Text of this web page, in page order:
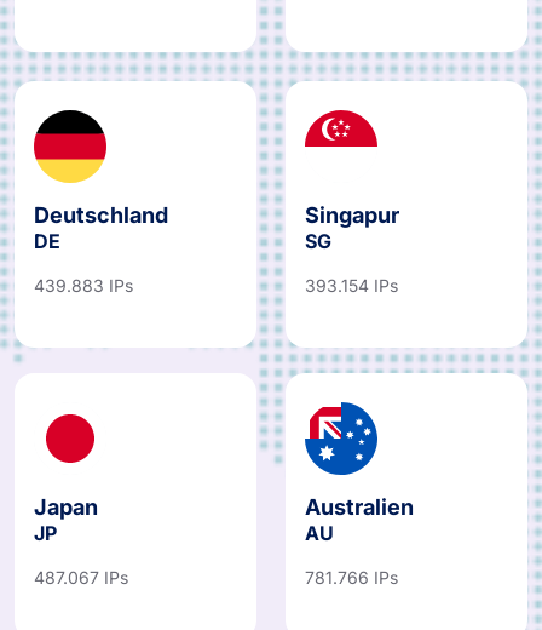
Deutschland
DE
439.883 IPs
Singapur
SG
393.154 IPs
Japan
JP
487.067 IPs
Australien
AU
781.766 IPs